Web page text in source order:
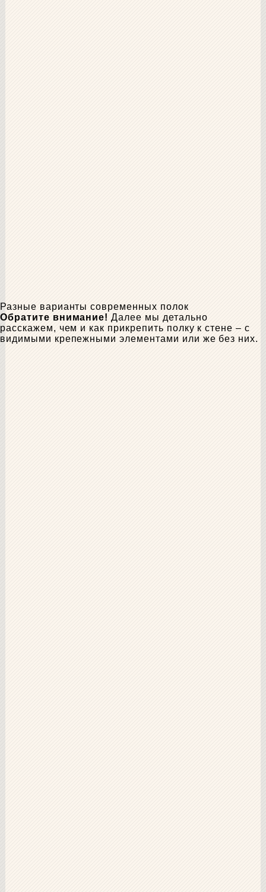
Разные варианты современных полок
Обратите внимание! Далее мы детально
расскажем, чем и как прикрепить полку к стене – с
видимыми крепежными элементами или же без них.